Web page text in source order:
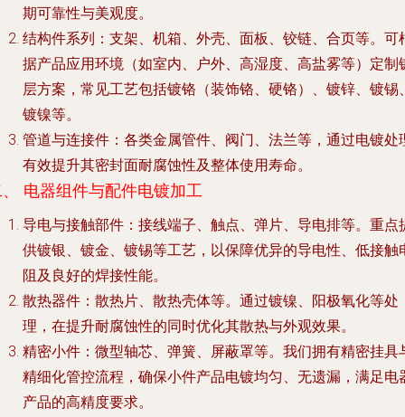
期可靠性与美观度。
结构件系列 ：支架、机箱、外壳、面板、铰链、合页等。可
据产品应用环境（如室内、户外、高湿度、高盐雾等）定制
层方案，常见工艺包括镀铬（装饰铬、硬铬）、镀锌、镀锡
镀镍等。
管道与连接件 ：各类金属管件、阀门、法兰等，通过电镀处
有效提升其密封面耐腐蚀性及整体使用寿命。
电器组件与配件电镀加工
导电与接触部件 ：接线端子、触点、弹片、导电排等。重点
供镀银、镀金、镀锡等工艺，以保障优异的导电性、低接触
阻及良好的焊接性能。
散热器件 ：散热片、散热壳体等。通过镀镍、阳极氧化等处
理，在提升耐腐蚀性的同时优化其散热与外观效果。
精密小件 ：微型轴芯、弹簧、屏蔽罩等。我们拥有精密挂具
精细化管控流程，确保小件产品电镀均匀、无遗漏，满足电
产品的高精度要求。